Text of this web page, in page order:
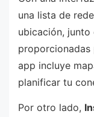
una lista de
ubicación,
proporcionadas
app incluye
planificar tu
Por otro lado,